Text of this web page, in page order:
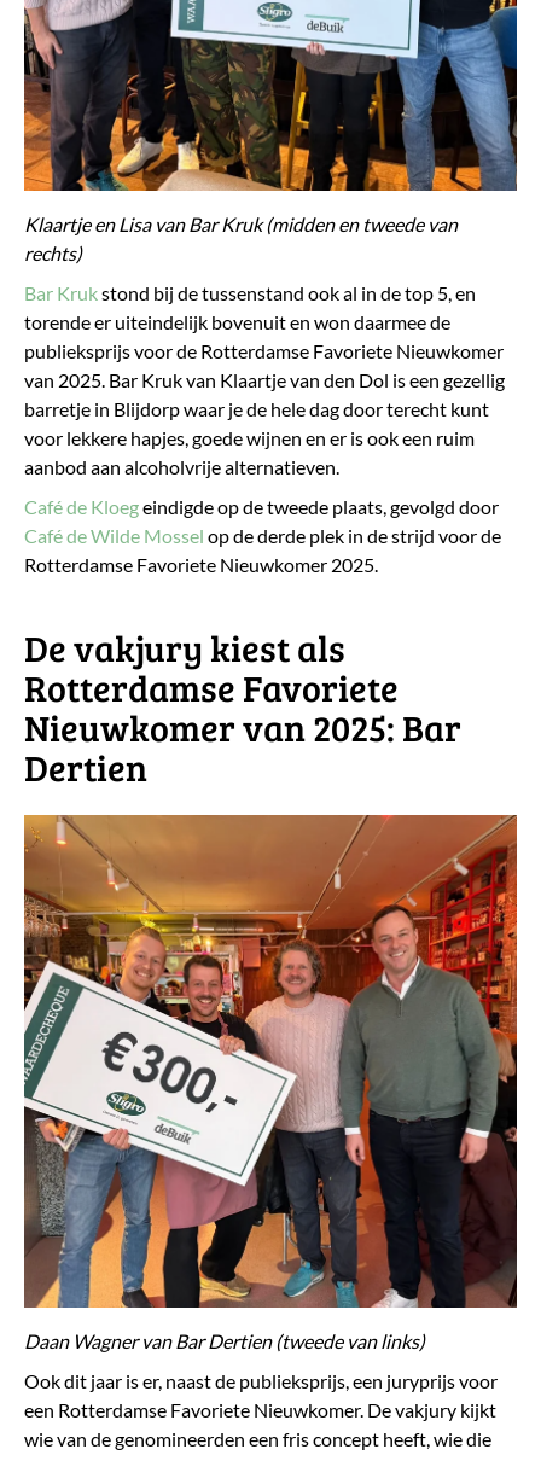
Klaartje en Lisa van Bar Kruk (midden en tweede van
rechts)
Bar Krukstond bij de tussenstand ook al in de top 5, en
torende er uiteindelijk bovenuit en won daarmee de
publieksprijs voor de Rotterdamse Favoriete Nieuwkomer
van 2025. Bar Kruk van Klaartje van den Dol is een gezellig
barretje in Blijdorp waar je de hele dag door terecht kunt
voor lekkere hapjes, goede wijnen en er is ook een ruim
aanbod aan alcoholvrije alternatieven.
Café de Kloegeindigde op de tweede plaats, gevolgd door
Café de Wilde Mossel op de derde plek in de strijd voor de
Rotterdamse Favoriete Nieuwkomer 2025.
De vakjury kiest als
Rotterdamse Favoriete
Nieuwkomer van 2025: Bar
Dertien
Daan Wagner van Bar Dertien (tweede van links)
Ook dit jaar is er, naast de publieksprijs, een juryprijs voor
een Rotterdamse Favoriete Nieuwkomer. De vakjury kijkt
wie van de genomineerden een fris concept heeft, wie die